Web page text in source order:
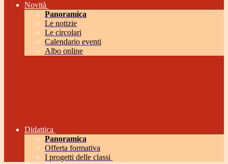
Novità
Panoramica
Le notizie
Le circolari
Calendario eventi
Albo online
Didattica
Panoramica
Offerta formativa
I progetti delle classi